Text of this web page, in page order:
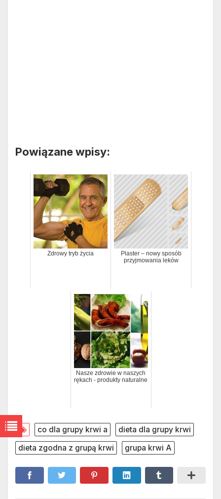
Powiązane wpisy:
Zdrowy tryb życia
Plaster – nowy sposób
przyjmowania leków
Nasze zdrowie w naszych
rękach - produkty naturalne
co dla grupy krwi a
dieta dla grupy krwi
dieta zgodna z grupą krwi
grupa krwi A